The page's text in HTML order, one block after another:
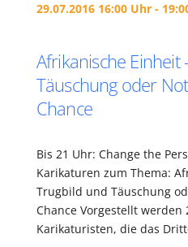
29.07.2016 16:00 Uhr -
Afrikanische Einheit
Täuschung oder
Chance
Bis 21 Uhr: Change the
Karikaturen zum Thema:
Trugbild und Täuschung
Chance Vorgestellt werden
Karikaturisten, die das